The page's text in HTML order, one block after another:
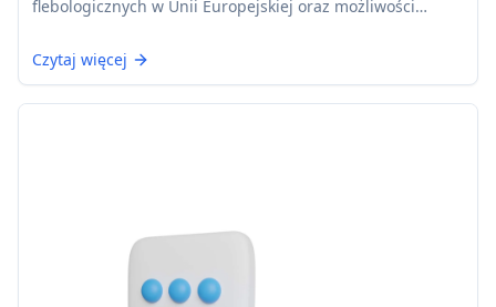
flebologicznych w Unii Europejskiej oraz możliwości
Czytaj więcej